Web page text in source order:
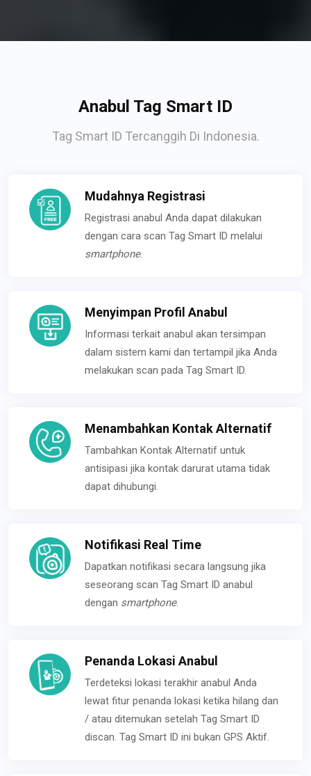
Anabul Tag Smart ID
Tag Smart ID Tercanggih Di Indonesia.
Mudahnya Registrasi
Registrasi anabul Anda dapat dilakukan
dengan cara scan Tag Smart ID melalui
smartphone.
Menyimpan Profil Anabul
Informasi terkait anabul akan tersimpan
dalam sistem kami dan tertampil jika Anda
melakukan scan pada Tag Smart ID.
Menambahkan Kontak Alternatif
Tambahkan Kontak Alternatif untuk
antisipasi jika kontak darurat utama tidak
dapat dihubungi.
Notifikasi Real Time
Dapatkan notifikasi secara langsung jika
seseorang scan Tag Smart ID anabul
dengan smartphone.
Penanda Lokasi Anabul
Terdeteksi lokasi terakhir anabul Anda
lewat fitur penanda lokasi ketika hilang dan
/ atau ditemukan setelah Tag Smart ID
discan. Tag Smart ID ini bukan GPS Aktif.